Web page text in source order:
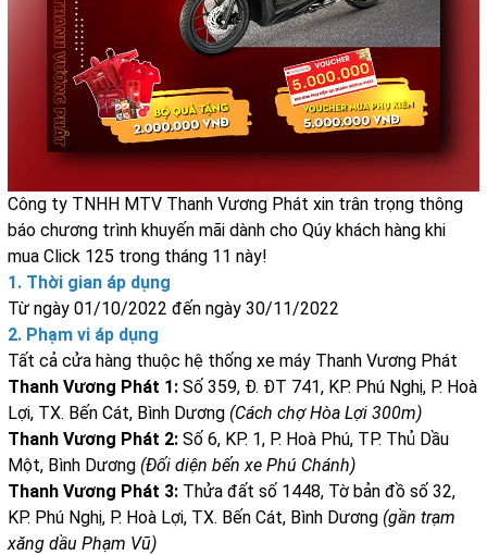
Công ty TNHH MTV Thanh Vương Phát xin trân trọng thông
báo chương trình khuyến mãi dành cho Qúy khách hàng khi
mua Click 125 trong tháng 11 này!
1. Thời gian áp dụng
Từ ngày 01/10/2022 đến ngày 30/11/2022
2. Phạm vi áp dụng
Tất cả cửa hàng thuộc hệ thống xe máy Thanh Vương Phát
Thanh Vương Phát 1: Số 359, Đ. ĐT 741, KP. Phú Nghị, P. Hoà
Lợi, TX. Bến Cát, Bình Dương (Cách chợ Hòa Lợi 300m)
Thanh Vương Phát 2: Số 6, KP. 1, P. Hoà Phú, TP. Thủ Dầu
Một, Bình Dương (Đối diện bến xe Phú Chánh)
Thanh Vương Phát 3: Thửa đất số 1448, Tờ bản đồ số 32,
KP. Phú Nghị, P. Hoà Lợi, TX. Bến Cát, Bình Dương (gần trạm
xăng dầu Phạm Vũ)